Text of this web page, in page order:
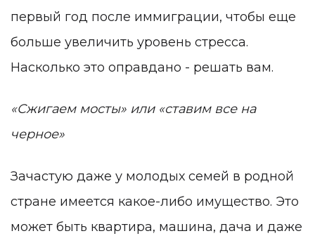
первый год после иммиграции, чтобы еще
больше увеличить уровень стресса.
Насколько это оправдано - решать вам.
«Сжигаем мосты» или «ставим все на
черное»
Зачастую даже у молодых семей в родной
стране имеется какое-либо имущество. Это
может быть квартира, машина, дача и даже